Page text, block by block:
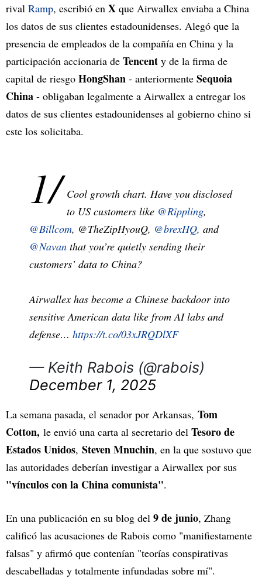
rival Ramp, escribió en X que Airwallex enviaba a China
los datos de sus clientes estadounidenses. Alegó que la
presencia de empleados de la compañía en China y la
participación accionaria de Tencent y de la firma de
capital de riesgo HongShan - anteriormente Sequoia
China - obligaban legalmente a Airwallex a entregar los
datos de sus clientes estadounidenses al gobierno chino si
este los solicitaba.
1/ Cool growth chart. Have you disclosed
to US customers like @Rippling,
@Billcom, @TheZipHyouQ, @brexHQ, and
@Navan that you’re quietly sending their
customers’ data to China?
Airwallex has become a Chinese backdoor into
sensitive American data like from AI labs and
defense… https://t.co/03xJRQDlXF
— Keith Rabois (@rabois)
December 1, 2025
La semana pasada, el senador por Arkansas, Tom
Cotton, le envió una carta al secretario del Tesoro de
Estados Unidos, Steven Mnuchin, en la que sostuvo que
las autoridades deberían investigar a Airwallex por sus
"vínculos con la China comunista".
En una publicación en su blog del 9 de junio, Zhang
calificó las acusaciones de Rabois como "manifiestamente
falsas" y afirmó que contenían "teorías conspirativas
descabelladas y totalmente infundadas sobre mí".